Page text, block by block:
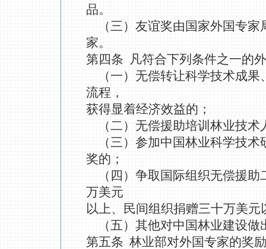
品。
（三）友谊奖由国家外国专家
家。
第四条 凡符合下列条件之一的
（一）无偿转让科学技术成果
流程，
获得显着经济效益的；
（二）无偿援助培训林业技术
（三）参加中国林业科学技术
奖的；
（四）争取国际组织无偿援助
万美元
以上、民间组织捐赠三十万美
（五）其他对中国林业建设做
第五条 林业部对外国专家的奖